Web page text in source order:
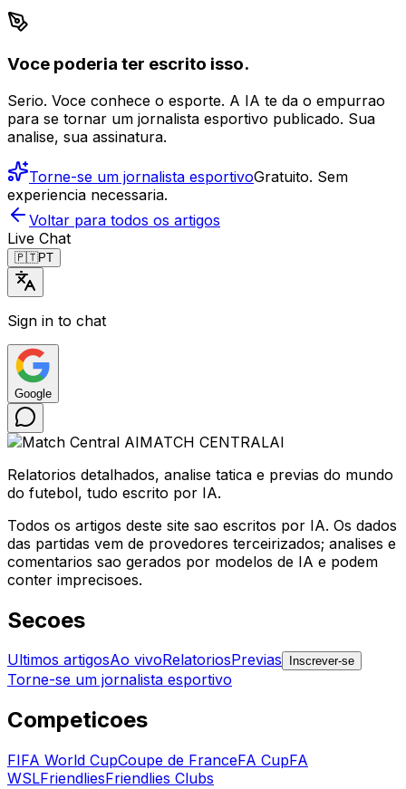
Voce poderia ter escrito isso.
Serio. Voce conhece o esporte. A IA te da o empurrao
para se tornar um jornalista esportivo publicado. Sua
analise, sua assinatura.
Torne-se um jornalista esportivoGratuito. Sem
experiencia necessaria.
Voltar para todos os artigos
Live Chat
🇵🇹PT
Sign in to chat
Google
MATCH CENTRALAI
Relatorios detalhados, analise tatica e previas do mundo
do futebol, tudo escrito por IA.
Todos os artigos deste site sao escritos por IA. Os dados
das partidas vem de provedores terceirizados; analises e
comentarios sao gerados por modelos de IA e podem
conter imprecisoes.
Secoes
Ultimos artigosAo vivoRelatoriosPrevias Inscrever-se
Torne-se um jornalista esportivo
Competicoes
FIFA World CupCoupe de FranceFA CupFA
WSLFriendliesFriendlies Clubs